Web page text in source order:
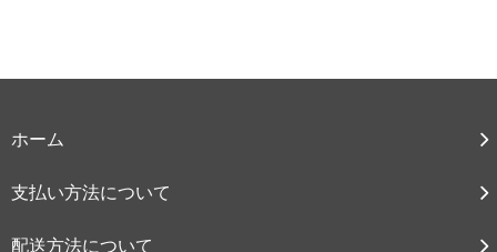
ホーム
支払い方法について
配送方法について